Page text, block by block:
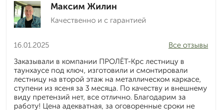
Максим Жилин
Качественно и с гарантией
16.01.2025
Все отзывы
Заказывали в компании ПРОЛЁТ-Крс лестницу в
таунхаусе под ключ, изготовили и смонтировали
лестницу на второй этаж на металлическом каркасе,
ступени из ясеня за 3 месяца. По качеству и внешнему
виду претензий нет, все отлично. Благодарим за
работу! Цена адекватная, за оговоренные сроки не